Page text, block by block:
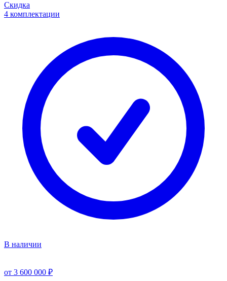
Скидка
4 комплектации
В наличии
от 3 600 000 ₽